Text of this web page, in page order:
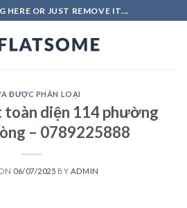
HERE OR JUST REMOVE IT...
ĐƯỢC PHÂN LOẠI
toàn diện 114 phường
– 0789225888
06/07/2025 BY ADMIN